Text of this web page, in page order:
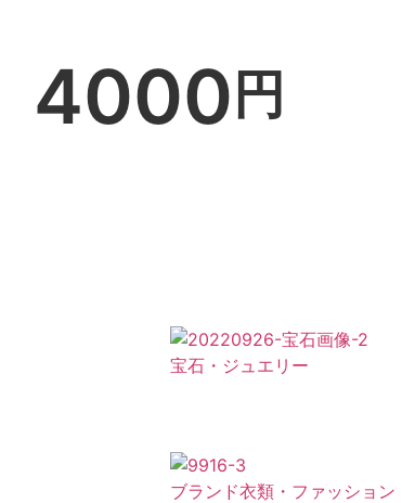
4000 円
宝石・ジュエリー
ブランド衣類・ファッション